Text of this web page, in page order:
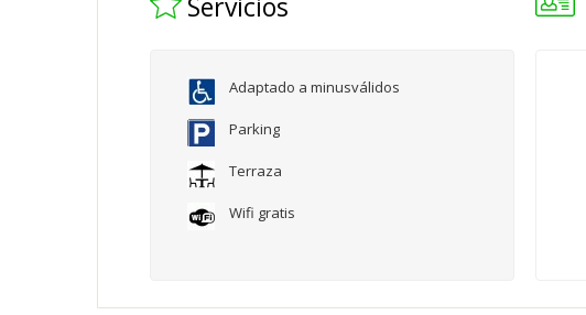
Adaptado a minusválidos
Parking
Terraza
Wifi gratis